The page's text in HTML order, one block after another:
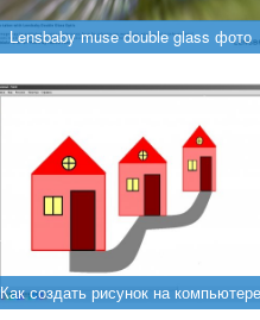
Lensbaby muse double glass фото
Как создать рисунок на компьютере